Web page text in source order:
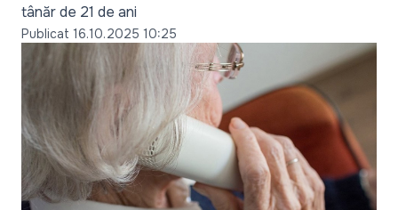
tânăr de 21 de ani
Publicat 16.10.2025 10:25